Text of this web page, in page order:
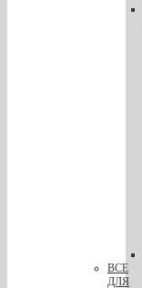
ВСЕ
ДЛЯ